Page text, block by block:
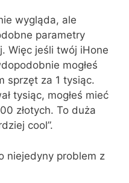
wygląda, ale
parametry
Więc jeśli twój iHone
mogłeś
sprzęt za 1 tysiąc.
tysiąc, mogłeś mieć
złotych. To duża
cool”.
niejedyny problem z